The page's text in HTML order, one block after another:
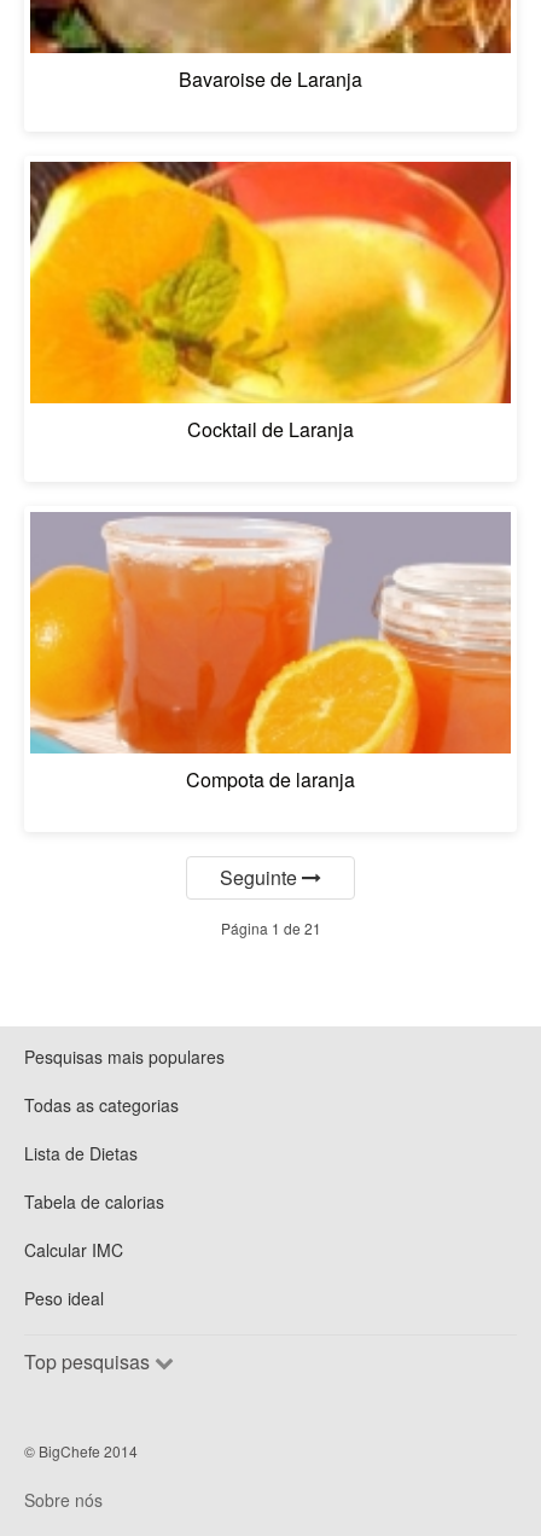
Bavaroise de Laranja
Cocktail de Laranja
Compota de laranja
Seguinte
Página 1 de 21
Pesquisas mais populares
Todas as categorias
Lista de Dietas
Tabela de calorias
Calcular IMC
Peso ideal
Top pesquisas
© BigChefe 2014
Sobre nós